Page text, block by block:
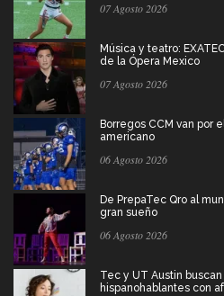
07 Agosto 2026
Música y teatro:
de la Ópera Mexico
07 Agosto 2026
Borregos CCM van por
americano
06 Agosto 2026
De PrepaTec Qro al
gran sueño
06 Agosto 2026
Tec y UT Austin
hispanohablantes con